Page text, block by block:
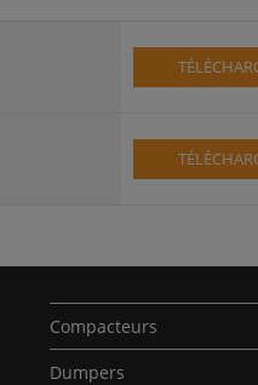
Compacteurs
Dumpers